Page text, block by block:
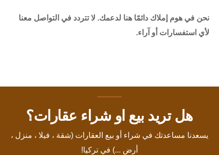
نحن في هوم إملاك دائمًا هنا لدعمك. لا تتردد في التواصل معنا
لأي استفسارات أو آراء.
هل تريد بيع او شراء عقارات؟
يسعدنا مساعدتك في شراء أو بيع العقارات (شقة ، فيلا ، منزل ،
أرض ...) في تركيا!